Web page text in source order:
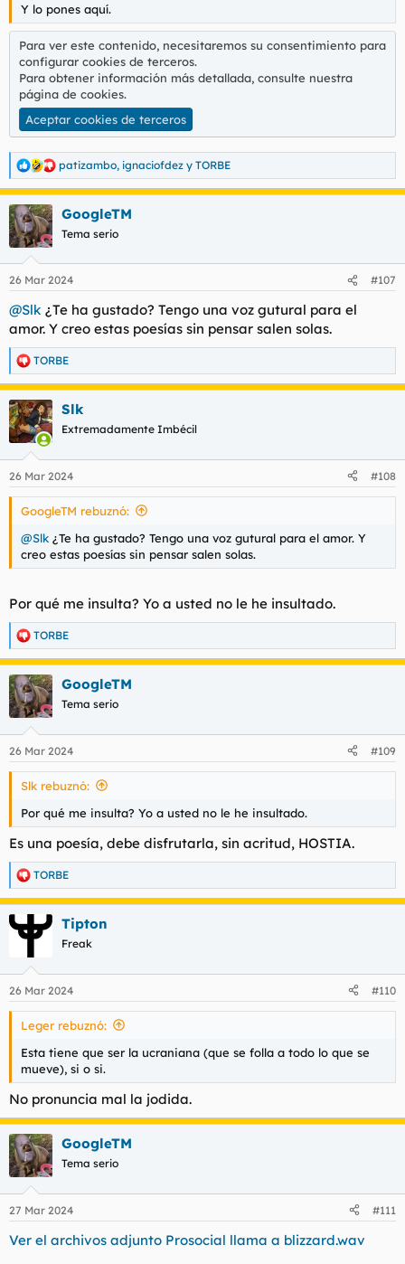
Y lo pones aquí.
Para ver este contenido, necesitaremos su consentimiento para
configurar cookies de terceros.
Para obtener información más detallada, consulte nuestra
página de cookies.
Aceptar cookies de terceros
R
e
a
c
c
i
e
:
patizambo, ignaciofdez y TORBE
GoogleTM
Tema serio
26 Mar 2024 #107
@Slk ¿Te ha gustado? Tengo una voz gutural para el
amor. Y creo estas poesías sin pensar salen solas.
R
e
a
c
c
i
e
s
TORBE
Slk
Extremadamente Imbécil
26 Mar 2024 #108
GoogleTM rebuznó:
@Slk ¿Te ha gustado? Tengo una voz gutural para el amor. Y
creo estas poesías sin pensar salen solas.
Por qué me insulta? Yo a usted no le he insultado.
R
e
a
c
c
i
e
s
TORBE
GoogleTM
Tema serio
26 Mar 2024 #109
Slk rebuznó:
Por qué me insulta? Yo a usted no le he insultado.
Es una poesía, debe disfrutarla, sin acritud, HOSTIA.
R
e
a
c
c
e
s
TORBE
Tipton
Freak
26 Mar 2024 #110
Leger rebuznó:
Esta tiene que ser la ucraniana (que se folla a todo lo que se
mueve), si o si.
No pronuncia mal la jodida.
GoogleTM
Tema serio
27 Mar 2024 #111
Ver el archivos adjunto Prosocial llama a blizzard.wav